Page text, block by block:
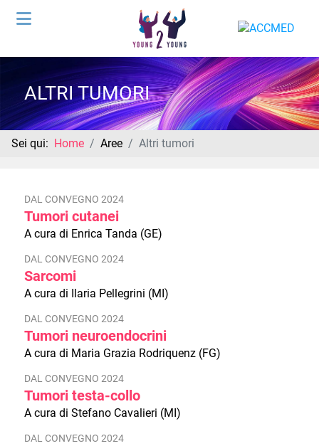
ALTRI TUMORI
Sei qui: Home Aree Altri tumori
DAL CONVEGNO 2024
Tumori cutanei
A cura di Enrica Tanda (GE)
DAL CONVEGNO 2024
Sarcomi
A cura di Ilaria Pellegrini (MI)
DAL CONVEGNO 2024
Tumori neuroendocrini
A cura di Maria Grazia Rodriquenz (FG)
DAL CONVEGNO 2024
Tumori testa-collo
A cura di Stefano Cavalieri (MI)
DAL CONVEGNO 2024